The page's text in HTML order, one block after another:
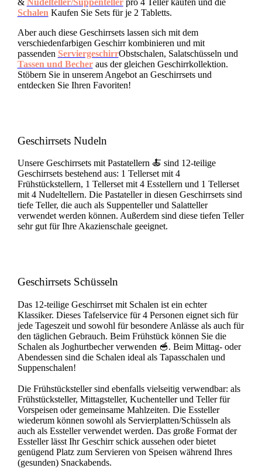
& Nudelteller/Suppentellerpro 4 Teller kaufen und die
Schalen Kaufen Sie Sets für je 2 Tabletts.
Aber auch diese Geschirrsets lassen sich mit dem
verschiedenfarbigen Geschirr kombinieren und mit
passenden ServiergeschirrObstschalen, Salatschüsseln und
Tassen und Becheraus der gleichen Geschirrkollektion.
Stöbern Sie in unserem Angebot an Geschirrsets und
entdecken Sie Ihren Favoriten!
Geschirrsets Nudeln
Unsere Geschirrsets mit Pastatellern 🍝 sind 12-teilige
Geschirrsets bestehend aus: 1 Tellerset mit 4
Frühstückstellern, 1 Tellerset mit 4 Esstellern und 1 Tellerset
mit 4 Nudeltellern. Die Pastateller in diesen Geschirrsets sind
tiefe Teller, die auch als Suppenteller und Salatteller
verwendet werden können. Außerdem sind diese tiefen Teller
sehr gut für Ihre Akazienschale geeignet.
Geschirrsets Schüsseln
Das 12-teilige Geschirrset mit Schalen ist ein echter
Klassiker. Dieses Tafelservice für 4 Personen eignet sich für
jede Tageszeit und sowohl für besondere Anlässe als auch für
den täglichen Gebrauch. Beim Frühstück können Sie die
Schalen als Joghurtbecher verwenden 🥣. Beim Mittag- oder
Abendessen sind die Schalen ideal als Tapasschalen und
Suppenschalen!
Die Frühstücksteller sind ebenfalls vielseitig verwendbar: als
Frühstücksteller, Mittagsteller, Kuchenteller und Teller für
Vorspeisen oder gemeinsame Mahlzeiten. Die Essteller
wiederum können sowohl als Servierplatten/Schüsseln als
auch als Essteller verwendet werden. Das große Format der
Essteller lässt Ihr Geschirr schick aussehen oder bietet
genügend Platz zum Servieren von Speisen während Ihres
(gesunden) Snackabends.